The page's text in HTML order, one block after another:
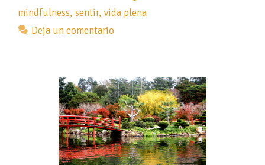
mindfulness, sentir, vida plena
Deja un comentario